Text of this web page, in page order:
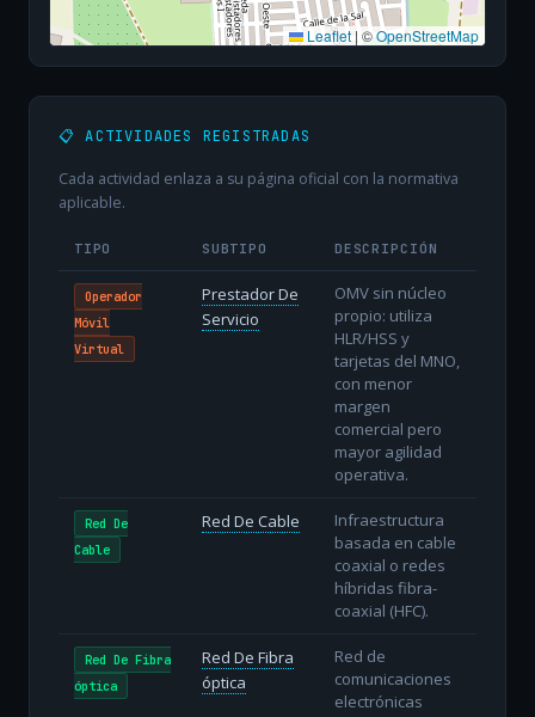
Leaflet | ©OpenStreetMap
📋 ACTIVIDADES REGISTRADAS
Cada actividad enlaza a su página oficial con la normativa
aplicable.
TIPO SUBTIPO DESCRIPCIÓN
Operador
Móvil
Virtual
Prestador De
Servicio
OMV sin núcleo
propio: utiliza
HLR/HSS y
tarjetas del MNO,
con menor
margen
comercial pero
mayor agilidad
operativa.
Red De
Cable
Red De Cable
Infraestructura
basada en cable
coaxial o redes
híbridas fibra-
coaxial (HFC).
Red De Fibra
óptica
Red De Fibra
óptica
Red de
comunicaciones
electrónicas